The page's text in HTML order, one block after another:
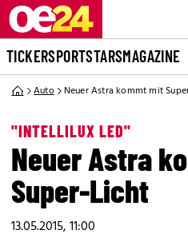
TICKERSPORTSTARSMAGAZINE
Auto Neuer Astra kommt mit
"INTELLILUX LED"
Neuer Astra
Super-Licht
13.05.2015, 11:00